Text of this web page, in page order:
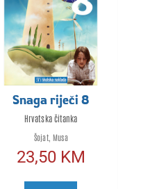
Snaga riječi 8
Hrvatska čitanka
Šojat, Musa
23,50 KM